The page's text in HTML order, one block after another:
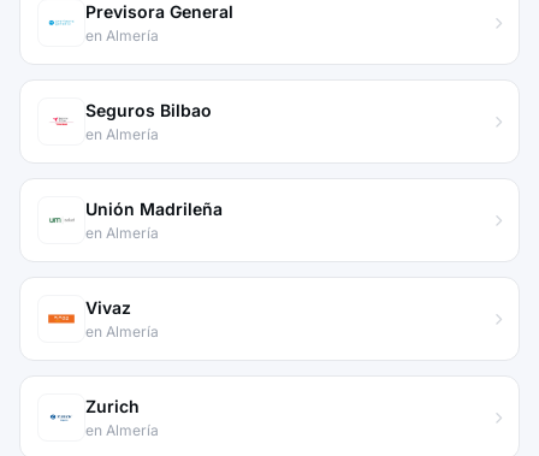
Previsora General
en Almería
Seguros Bilbao
en Almería
Unión Madrileña
en Almería
Vivaz
en Almería
Zurich
en Almería